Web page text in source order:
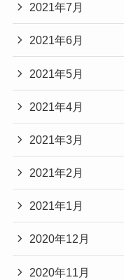
2021年7月
2021年6月
2021年5月
2021年4月
2021年3月
2021年2月
2021年1月
2020年12月
2020年11月